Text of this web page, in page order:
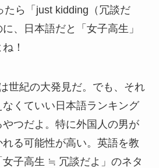
たら「just kidding（冗談だ
、日本語だと「女子高生」
！
世紀の大発見だ。でも、それ
くていい日本語ランキング
つだよ。特に外国人の男が
る可能性が高い。英語を教
女子高生 ≒ 冗談だよ」のネタ